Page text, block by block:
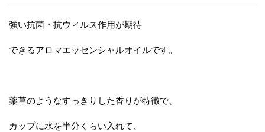
強い抗菌・抗ウィルス作用が期待
できるアロマエッセンシャルオイルです。
薬草のようなすっきりした香りが特徴で、
カップに水を半分くらい入れて、